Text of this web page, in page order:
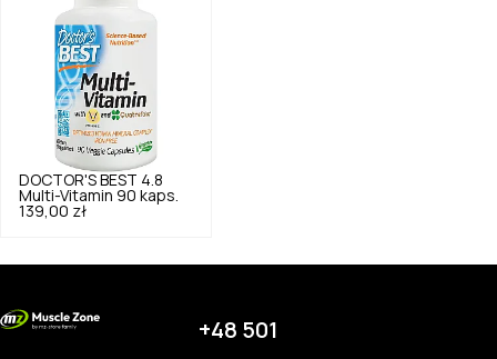
DOCTOR'S BEST 4.8
Multi-Vitamin 90 kaps.
139,00 zł
+48 501